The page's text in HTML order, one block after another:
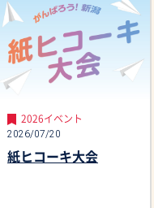
2026イベント
2026/07/20
紙ヒコーキ大会